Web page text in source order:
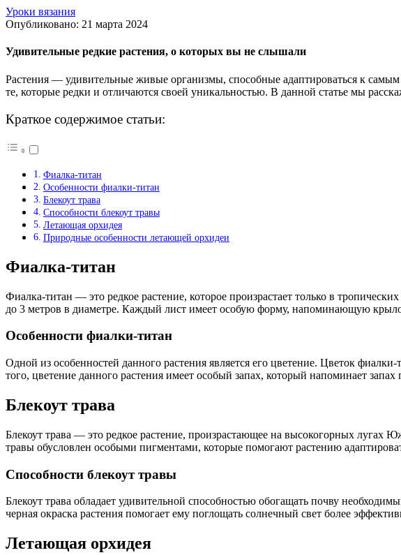
Уроки вязания
Опубликовано: 21 марта 2024
Удивительные редкие растения, о которых вы не слышали
Растения — удивительные живые организмы, способные адаптироваться к
те, которые редки и отличаются своей уникальностью. В данной статье мы
Краткое содержимое статьи:
Фиалка-титан
Особенности фиалки-титан
Блекоут трава
Способности блекоут травы
Летающая орхидея
Природные особенности летающей орхидеи
Фиалка-титан
Фиалка-титан — это редкое растение, которое произрастает только в
до 3 метров в диаметре. Каждый лист имеет особую форму, напоминающую
Особенности фиалки-титан
Одной из особенностей данного растения является его цветение. Цветок
того, цветение данного растения имеет особый запах, который напоминает
Блекоут трава
Блекоут трава — это редкое растение, произрастающее на высокогорных лугах
травы обусловлен особыми пигментами, которые помогают растению
Способности блекоут травы
Блекоут трава обладает удивительной способностью обогащать почву
черная окраска растения помогает ему поглощать солнечный свет более
Летающая орхидея